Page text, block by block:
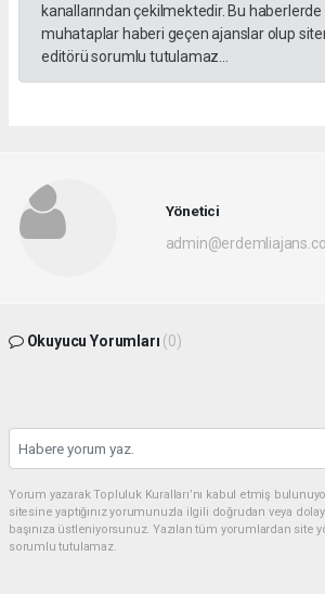
kanallarından çekilmektedir. Bu
muhataplar haberi geçen ajanslar olup
editörü sorumlu tutulamaz...
Yönetici
Okuyucu Yorumları (0)
Yorum yazarak Topluluk Kuralları’nı kabul etmiş
sitesine yaptığınız yorumunuzla ilgili doğrudan veya
başınıza üstleniyorsunuz. Yazılan tüm yorumlardan site
sorumlu tutulamaz.